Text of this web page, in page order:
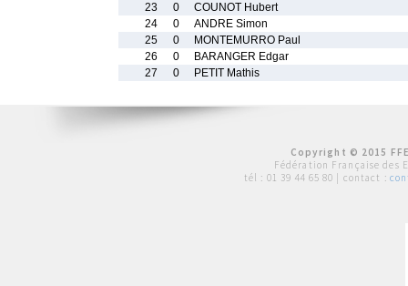
23
0
COUNOT Hubert
24
0
ANDRE Simon
25
0
MONTEMURRO Paul
26
0
BARANGER Edgar
27
0 PETIT Mathis
Copyright © 2015
Fédération Française des
tél : 01 39 44 65 80 | contact :